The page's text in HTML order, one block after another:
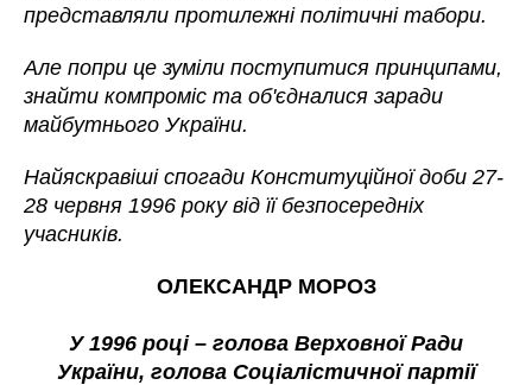
представляли протилежні політичні табори.
Але попри це зуміли поступитися принципами,
знайти компроміс та об'єдналися заради
майбутнього України.
Найяскравіші спогади Конституційної доби 27-
28 червня 1996 року від її безпосередніх
учасників.
ОЛЕКСАНДР МОРОЗ
У 1996 році – голова Верховної Ради
України, голова Соціалістичної партії